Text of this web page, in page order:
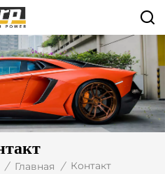
/ Главная / Контакт